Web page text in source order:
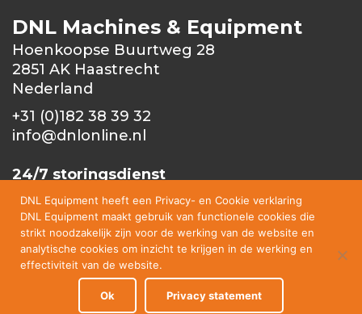
DNL Machines & Equipment
Hoenkoopse Buurtweg 28
2851 AK Haastrecht
Nederland
+31 (0)182 38 39 32
info@dnlonline.nl
24/7 storingsdienst
+31 (0)6 1003379
DNL Equipment heeft een Privacy- en Cookie verklaring
DNL Equipment maakt gebruik van functionele cookies die
strikt noodzakelijk zijn voor de werking van de website en
analytische cookies om inzicht te krijgen in de werking en
effectiviteit van de website.
Ok Privacy statement